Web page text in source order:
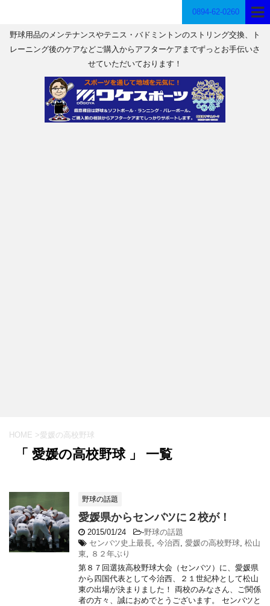
0894-62-0260
野球用品のメンテナンスやテニス・バドミントンのストリング交換、ト
レーニング後のケアなどご購入からアフターケアまでずっとお手伝いさ
せていただいております！
HOME >愛媛の高校野球
「 愛媛の高校野球 」 一覧
野球の話題
愛媛県からセンバツに２校が！
2015/01/24 -野球の話題
センバツ史上最長, 今治西, 愛媛の高校野球, 松山
東, ８２年ぶり
第８７回選抜高校野球大会（センバツ）に、愛媛県
から四国代表として今治西、２１世紀枠として松山
東の出場が決まりました！ 両校のみなさん、ご関係
者の方々、誠におめでとうございます。 センバツと